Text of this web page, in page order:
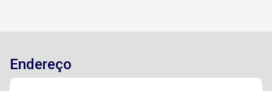
Endereço